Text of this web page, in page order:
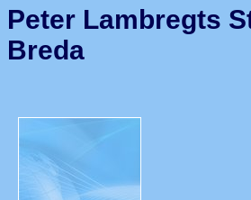
Peter Lambregts
Breda